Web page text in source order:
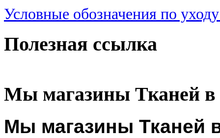
Условные обозначения по
Полезная ссылка
Мы магазины Тканей
Мы магазины Тканей